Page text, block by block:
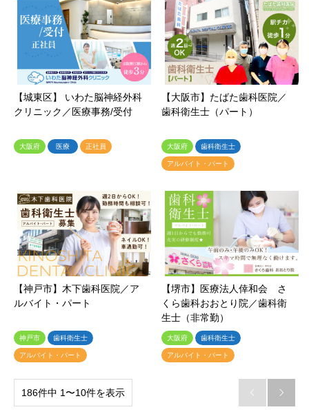
【城東区】 いわた脳神経外科
クリニック／医療事務/受付
大阪府 医療 正社員
【大阪市】たばた歯科医院／
歯科衛生士（パート）
大阪府 歯科衛生士
アルバイト・パート
【神戸市】木下歯科医院／ア
ルバイト・パート
神戸市 歯科衛生士
アルバイト・パート
【堺市】医療法人倖和会 さ
くら歯科おおとり院／歯科衛
生士（非常勤）
大阪府 歯科衛生士
アルバイト・パート
186件中 1〜10件を表示  